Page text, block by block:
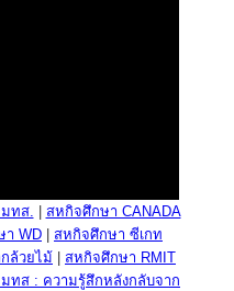
ทส.
สหกิจศึกษา CANADA
WD
สหกิจศึกษา ซีเกท
ล้วยไม้
สหกิจศึกษา RMIT
ทส : ความรู้สึกหลังกลับจาก